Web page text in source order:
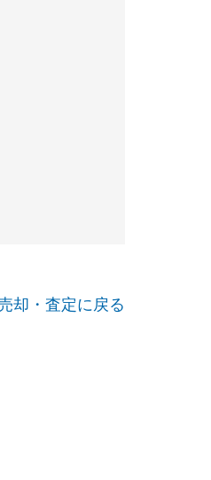
却・査定に戻る